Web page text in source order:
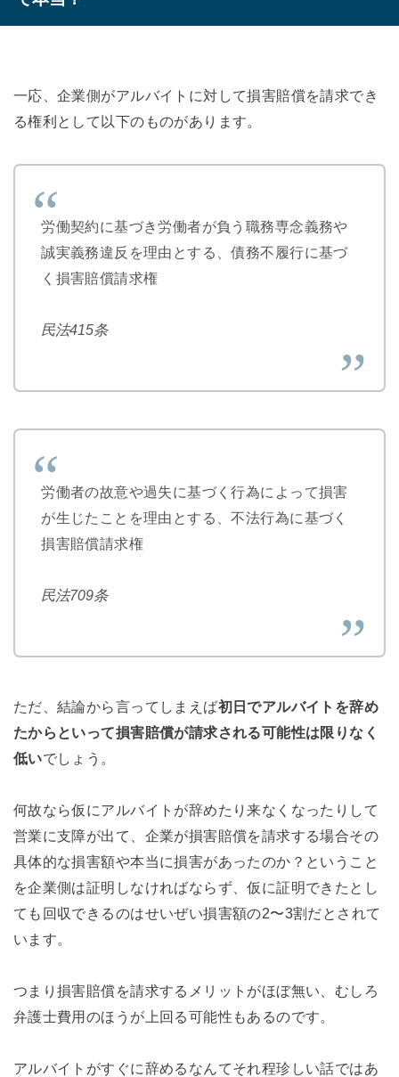
一応、企業側がアルバイトに対して損害賠償を請求でき
る権利として以下のものがあります。
労働契約に基づき労働者が負う職務専念義務や
誠実義務違反を理由とする、債務不履行に基づ
く損害賠償請求権
民法415条
労働者の故意や過失に基づく行為によって損害
が生じたことを理由とする、不法行為に基づく
損害賠償請求権
民法709条
ただ、結論から言ってしまえば初日でアルバイトを辞め
たからといって損害賠償が請求される可能性は限りなく
低いでしょう。
何故なら仮にアルバイトが辞めたり来なくなったりして
営業に支障が出て、企業が損害賠償を請求する場合その
具体的な損害額や本当に損害があったのか？ということ
を企業側は証明しなければならず、仮に証明できたとし
ても回収できるのはせいぜい損害額の2〜3割だとされて
います。
つまり損害賠償を請求するメリットがほぼ無い、むしろ
弁護士費用のほうが上回る可能性もあるのです。
アルバイトがすぐに辞めるなんてそれ程珍しい話ではあ